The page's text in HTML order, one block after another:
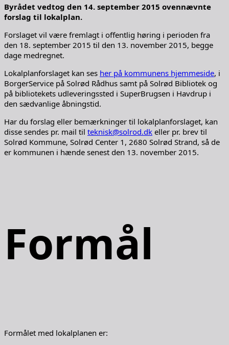
Byrådet vedtog den 14. september 2015 ovennævnte
forslag til lokalplan.
Forslaget vil være fremlagt i offentlig høring i perioden fra
den 18. september 2015 til den 13. november 2015, begge
dage medregnet.
Lokalplanforslaget kan ses her på kommunens hjemmeside, i
BorgerService på Solrød Rådhus samt på Solrød Bibliotek og
på bibliotekets udleveringssted i SuperBrugsen i Havdrup i
den sædvanlige åbningstid.
Har du forslag eller bemærkninger til lokalplanforslaget, kan
disse sendes pr. mail til teknisk@solrod.dk eller pr. brev til
Solrød Kommune, Solrød Center 1, 2680 Solrød Strand, så de
er kommunen i hænde senest den 13. november 2015.
Formål
Formålet med lokalplanen er: